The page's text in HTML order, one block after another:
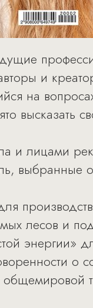
и
на
высказать
и лицами
выбранные
лесов и
о